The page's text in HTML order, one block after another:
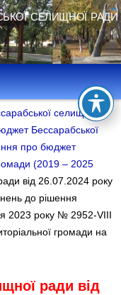
селищної ради
селищної
Бессарабської
про бюджет
(2019 – 2025
від 26.07.2024 року
до рішення
2023 року № 2952-VIII
громади на
ради від